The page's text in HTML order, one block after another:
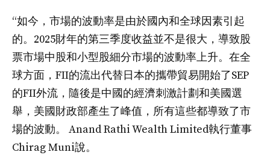
“如今，市場的波動率是由於國內和全球因素引起
的。2025財年的第三季度收益並不是很大，導致股
票市場中股和小型股細分市場的波動率上升。在全
球方面，FII的流出代替日本的攜帶貿易開始了SEP
的FII外流，隨後是中國的經濟刺激計劃和美國選
舉，美國財政部產生了峰值，所有這些都導致了市
場的波動。 Anand Rathi Wealth Limited執行董事
Chirag Muni說。